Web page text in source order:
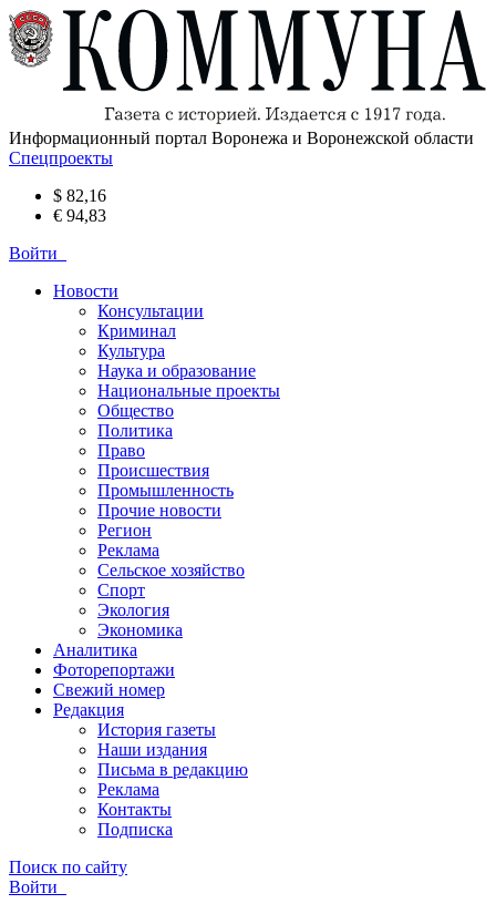
Информационный портал Воронежа и Воронежской области
Спецпроекты
$ 82,16
€ 94,83
Войти
Новости
Консультации
Криминал
Культура
Наука и образование
Национальные проекты
Общество
Политика
Право
Происшествия
Промышленность
Прочие новости
Регион
Реклама
Сельское хозяйство
Спорт
Экология
Экономика
Аналитика
Фоторепортажи
Свежий номер
Редакция
История газеты
Наши издания
Письма в редакцию
Реклама
Контакты
Подписка
Поиск по сайту
Войти